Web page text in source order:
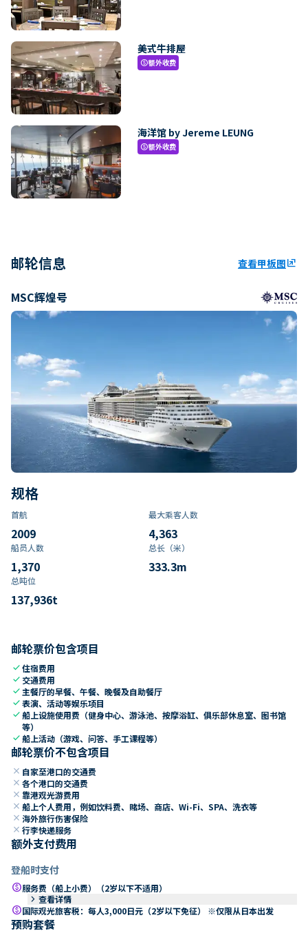
美式牛排屋
paid额外收费
海洋馆 by Jereme LEUNG
paid额外收费
邮轮信息 查看甲板图ungroup
MSC辉煌号
规格
首航
2009
最大乘客人数
4,363
船员人数
1,370
总长（米）
333.3m
总吨位
137,936t
邮轮票价包含项目
check住宿费用
check 交通费用
check 主餐厅的早餐、午餐、晚餐及自助餐厅
check表演、活动等娱乐项目
check船上设施使用费（健身中心、游泳池、按摩浴缸、俱乐部休息室、图书馆
等）
check船上活动（游戏、问答、手工课程等）
邮轮票价不包含项目
close 自家至港口的交通费
close 各个港口的交通费
close 靠港观光游费用
close 船上个人费用，例如饮料费、赌场、商店、Wi-Fi、SPA、洗衣等
close 海外旅行伤害保险
close 行李快递服务
额外支付费用
登船时支付
paid服务费（船上小费）（2岁以下不适用）
keyboard_arrow_right 查看详情
paid国际观光旅客税：每人3,000日元（2岁以下免征） ※仅限从日本出发
预购套餐